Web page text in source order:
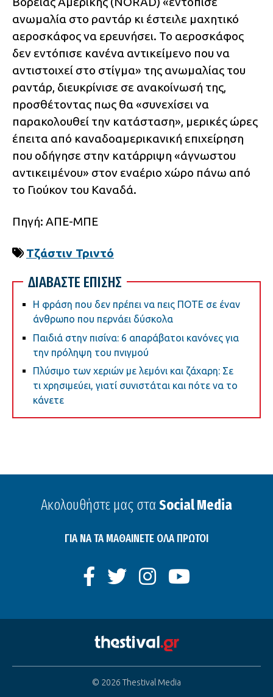
ανωμαλία στο ραντάρ κι έστειλε μαχητικό
αεροσκάφος να ερευνήσει. Το αεροσκάφος
δεν εντόπισε κανένα αντικείμενο που να
αντιστοιχεί στο στίγμα» της ανωμαλίας του
ραντάρ, διευκρίνισε σε ανακοίνωσή της,
προσθέτοντας πως θα «συνεχίσει να
παρακολουθεί την κατάσταση», μερικές ώρες
έπειτα από καναδοαμερικανική επιχείρηση
που οδήγησε στην κατάρριψη «άγνωστου
αντικειμένου» στον εναέριο χώρο πάνω από
το Γιούκον του Καναδά.
Πηγή: ΑΠΕ-ΜΠΕ
Τζάστιν Τριντό
ΔΙΑΒΑΣΤΕ ΕΠΙΣΗΣ
Η φράση που δεν πρέπει να πεις ΠΟΤΕ σε έναν
άνθρωπο που περνάει δύσκολα
Παιδιά στην πισίνα: 6 απαράβατοι κανόνες για
την πρόληψη του πνιγμού
Πλύσιμο των χεριών με λεμόνι και ζάχαρη: Σε
τι χρησιμεύει, γιατί συνιστάται και πότε να το
κάνετε
Ακολουθήστε μας στα Social Media
ΓΙΑ ΝΑ ΤΑ ΜΑΘΑΙΝΕΤΕ ΟΛΑ ΠΡΩΤΟΙ
© 2026 Thestival Media